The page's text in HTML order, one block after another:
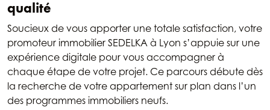
qualité
Soucieux de vous apporter une totale satisfaction, votre
promoteur immobilier SEDELKA à Lyon s’appuie sur une
expérience digitale pour vous accompagner à
chaque étape de votre projet. Ce parcours débute dès
la recherche de votre appartement sur plan dans l’un
des programmes immobiliers neufs.